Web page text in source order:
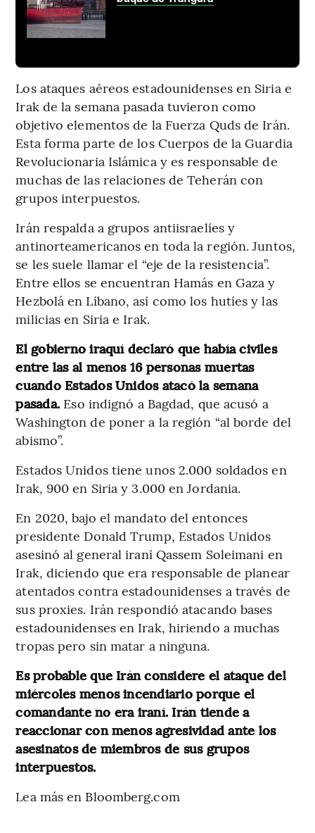
Los ataques aéreos estadounidenses en Siria e
Irak de la semana pasada tuvieron como
objetivo elementos de la Fuerza Quds de Irán.
Esta forma parte de los Cuerpos de la Guardia
Revolucionaria Islámica y es responsable de
muchas de las relaciones de Teherán con
grupos interpuestos.
Irán respalda a grupos antiisraelíes y
antinorteamericanos en toda la región. Juntos,
se les suele llamar el “eje de la resistencia”.
Entre ellos se encuentran Hamás en Gaza y
Hezbolá en Líbano, así como los hutíes y las
milicias en Siria e Irak.
El gobierno iraquí declaró que había civiles
entre las al menos 16 personas muertas
cuando Estados Unidos atacó la semana
pasada. Eso indignó a Bagdad, que acusó a
Washington de poner a la región “al borde del
abismo”.
Estados Unidos tiene unos 2.000 soldados en
Irak, 900 en Siria y 3.000 en Jordania.
En 2020, bajo el mandato del entonces
presidente Donald Trump, Estados Unidos
asesinó al general iraní Qassem Soleimani en
Irak, diciendo que era responsable de planear
atentados contra estadounidenses a través de
sus proxies. Irán respondió atacando bases
estadounidenses en Irak, hiriendo a muchas
tropas pero sin matar a ninguna.
Es probable que Irán considere el ataque del
miércoles menos incendiario porque el
comandante no era iraní. Irán tiende a
reaccionar con menos agresividad ante los
asesinatos de miembros de sus grupos
interpuestos.
Lea más en Bloomberg.com